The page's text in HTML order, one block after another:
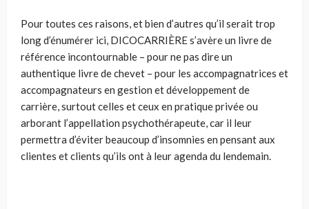
Pour toutes ces raisons, et bien d’autres qu’il serait trop
long d’énumérer ici, DICOCARRIÈRE s’avère un livre de
référence incontournable – pour ne pas dire un
authentique livre de chevet – pour les accompagnatrices et
accompagnateurs en gestion et développement de
carrière, surtout celles et ceux en pratique privée ou
arborant l’appellation psychothérapeute, car il leur
permettra d’éviter beaucoup d’insomnies en pensant aux
clientes et clients qu’ils ont à leur agenda du lendemain.